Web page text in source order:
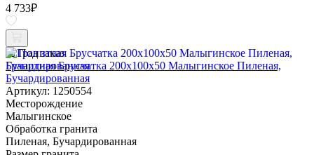
4 733₽
Под заказ
Гранитная Брусчатка 200х100x50 Малыгинское Пиленая,
Бучардированная
Артикул: 1250554
Месторождение
Малыгинское
Обработка гранита
Пиленая, Бучардированная